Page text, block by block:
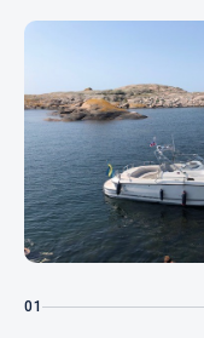
01